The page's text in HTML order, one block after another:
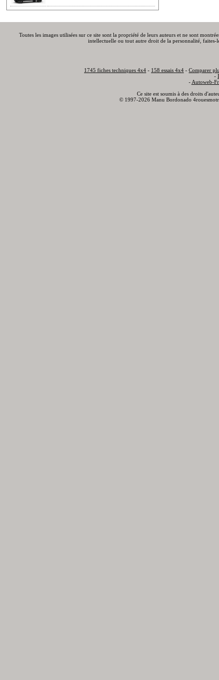
Toutes les images utilisées sur ce site sont la propriété de leurs auteurs et ne sont
intellectuelle ou tout autre droit de la personnalité,
1745 fiches techniques 4x4 - 158 essais 4x4 - Comparer
-
- Autoweb-
Ce site est soumis à des droits
© 1997-2026 Manu Bordonado